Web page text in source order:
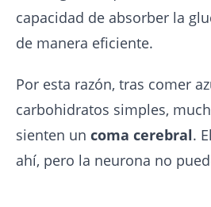
capacidad de absorber la
de manera eficiente.
Por esta razón, tras comer
carbohidratos simples,
sienten un coma cerebral.
ahí, pero la neurona no